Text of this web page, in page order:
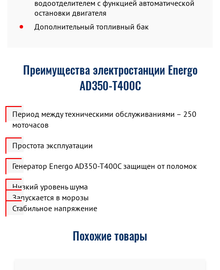
водоотделителем с функцией автоматической
остановки двигателя
Дополнительный топливный бак
Преимущества электростанции Energo
AD350-T400C
Период между техническими обслуживаниями – 250
моточасов
Простота эксплуатации
Генератор Energo AD350-T400C защищен от поломок
Низкий уровень шума
Запускается в морозы
Стабильное напряжение
Похожие товары